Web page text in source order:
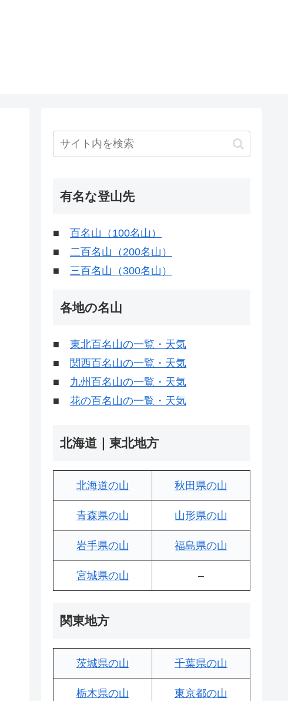
有名な登山先
■ 百名山（100名山）
■ 二百名山（200名山）
■ 三百名山（300名山）
各地の名山
■ 東北百名山の一覧・天気
■ 関西百名山の一覧・天気
■ 九州百名山の一覧・天気
■ 花の百名山の一覧・天気
北海道｜東北地方
北海道の山 秋田県の山
青森県の山 山形県の山
岩手県の山 福島県の山
宮城県の山 –
関東地方
茨城県の山 千葉県の山
栃木県の山 東京都の山